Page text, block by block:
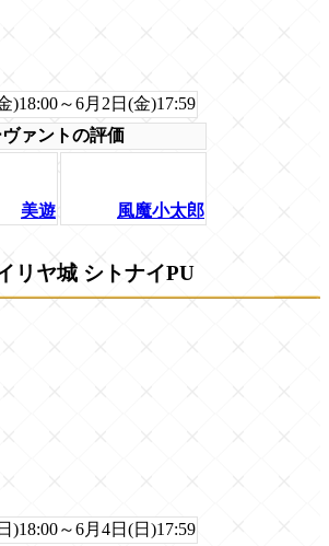
)18:00～6月2日(金)17:59
ァントの評価
美遊 風魔小太郎
リヤ城 シトナイPU
)18:00～6月4日(日)17:59